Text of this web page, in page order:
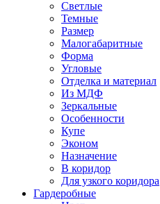
Светлые
Темные
Размер
Малогабаритные
Форма
Угловые
Отделка и материал
Из МДФ
Зеркальные
Особенности
Купе
Эконом
Назначение
В коридор
Для узкого коридора
Гардеробные